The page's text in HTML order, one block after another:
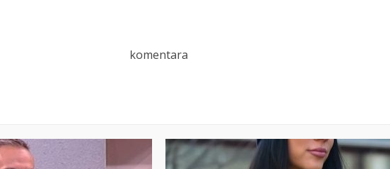
komentara